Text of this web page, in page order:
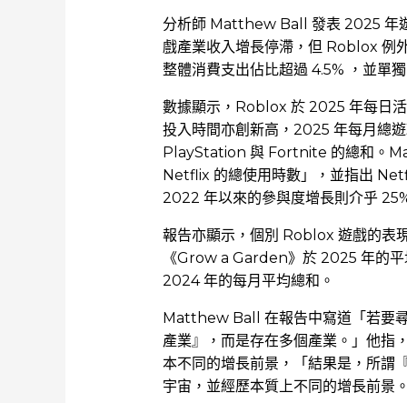
分析師 Matthew Ball 發表 2025 年
戲產業收入增長停滯，但 Roblox 例
整體消費支出佔比超過 4.5% ，並單
數據顯示，Roblox 於 2025 年每日
投入時間亦創新高，2025 年每月總
PlayStation 與 Fortnite 的總和。
Netflix 的總使用時數」，並指出
2022 年以來的參與度增長則介乎
報告亦顯示，個別 Roblox 遊戲的表
《Grow a Garden》於 2025 年的
2024 年的每月平均總和。
Matthew Ball 在報告中寫道「若要
產業』，而是存在多個產業。」他指
本不同的增長前景，「結果是，所謂
宇宙，並經歷本質上不同的增長前景